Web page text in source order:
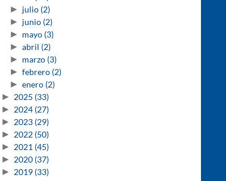
► julio (2)
► junio (2)
► mayo (3)
► abril (2)
► marzo (3)
► febrero (2)
► enero (2)
► 2025 (33)
► 2024 (27)
► 2023 (29)
► 2022 (50)
► 2021 (45)
► 2020 (37)
► 2019 (33)